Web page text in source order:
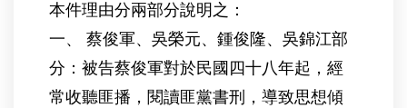
本件理由分兩部分說明之：
一、 蔡俊軍、吳榮元、鍾俊隆、吳錦江部
分：被告蔡俊軍對於民國四十八年起，經
常收聽匪播，閱讀匪黨書刑，導致思想傾